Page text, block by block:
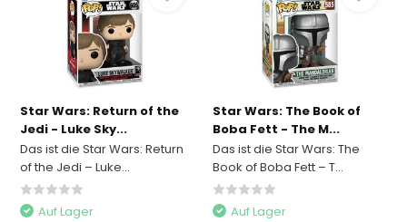
Star Wars: Return of the
Jedi - Luke Sky...
Das ist die Star Wars: Return
of the Jedi – Luke...
Auf Lager
Star Wars: The Book of
Boba Fett - The M...
Das ist die Star Wars: The
Book of Boba Fett – T...
Auf Lager